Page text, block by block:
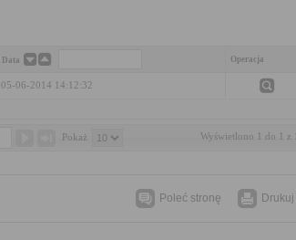
Data Operacja
05-06-2014 14:12:32
Pokaż Wyświetlono 1 do 1 z 1
Poleć stronę Drukuj